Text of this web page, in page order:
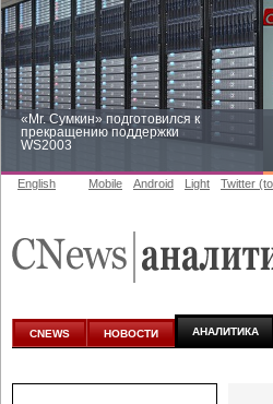
«Mr. Сумкин» подготовился к
прекращению поддержки
WS2003
аналитике
English Mobile Android Light Twitter
CNEWS НОВОСТИ АНАЛИТИКА